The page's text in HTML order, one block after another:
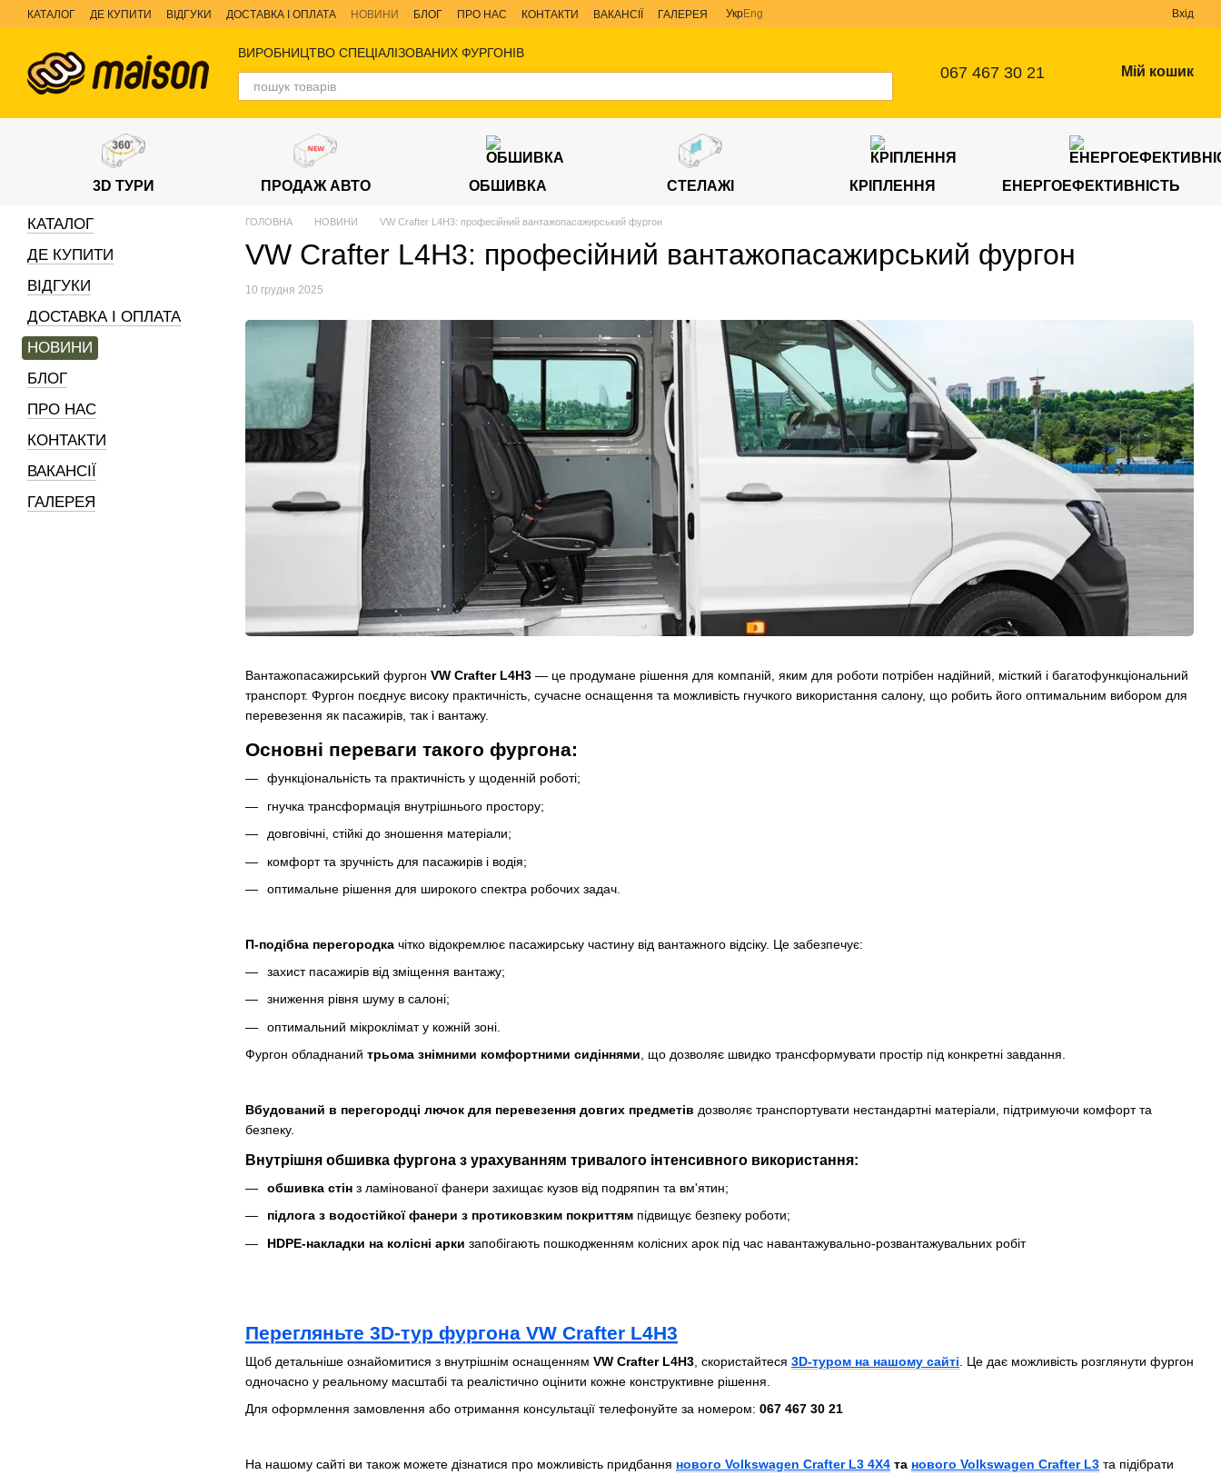
Перейти до основного контенту
КАТАЛОГ ДЕ КУПИТИ ВІДГУКИ ДОСТАВКА І ОПЛАТА НОВИНИ БЛОГ ПРО НАС КОНТАКТИ ВАКАНСІЇ ГАЛЕРЕЯ УкрEng Вхід
ВИРОБНИЦТВО СПЕЦІАЛІЗОВАНИХ ФУРГОНІВ
067 467 30 21 Мій кошик
3D ТУРИ ПРОДАЖ АВТО ОБШИВКА СТЕЛАЖІ КРІПЛЕННЯ ЕНЕРГОЕФЕКТИВНІСТЬ
ГОЛОВНА НОВИНИ VW Crafter L4H3: професійний вантажопасажирський фургон
VW Crafter L4H3: професійний вантажопасажирський фургон
10 грудня 2025
Вантажопасажирський фургон VW Crafter L4H3 — це продумане рішення для компаній, яким для роботи потрібен надійний, місткий і багатофункціональний
транспорт. Фургон поєднує високу практичність, сучасне оснащення та можливість гнучкого використання салону, що робить його оптимальним вибором для
перевезення як пасажирів, так і вантажу.
Основні переваги такого фургона:
функціональність та практичність у щоденній роботі;
гнучка трансформація внутрішнього простору;
довговічні, стійкі до зношення матеріали;
комфорт та зручність для пасажирів і водія;
оптимальне рішення для широкого спектра робочих задач.
П-подібна перегородка чітко відокремлює пасажирську частину від вантажного відсіку. Це забезпечує:
захист пасажирів від зміщення вантажу;
зниження рівня шуму в салоні;
оптимальний мікроклімат у кожній зоні.
Фургон обладнаний трьома знімними комфортними сидіннями, що дозволяє швидко трансформувати простір під конкретні завдання.
Вбудований в перегородці лючок для перевезення довгих предметів дозволяє транспортувати нестандартні матеріали, підтримуючи комфорт та
безпеку.
Внутрішня обшивка фургона з урахуванням тривалого інтенсивного використання:
обшивка стін з ламінованої фанери захищає кузов від подряпин та вм'ятин;
підлога з водостійкої фанери з протиковзким покриттям підвищує безпеку роботи;
HDPE-накладки на колісні арки запобігають пошкодженням колісних арок під час навантажувально-розвантажувальних робіт
Перегляньте 3D-тур фургона VW Crafter L4H3
Щоб детальніше ознайомитися з внутрішнім оснащенням VW Crafter L4H3 , скористайтеся 3D-туром на нашому сайті . Це дає можливість розглянути фургон
одночасно у реальному масштабі та реалістично оцінити кожне конструктивне рішення.
Для оформлення замовлення або отримання консультації телефонуйте за номером: 067 467 30 21
На нашому сайті ви також можете дізнатися про можливість придбання нового Volkswagen Crafter L3 4Х4 та нового Volkswagen Crafter L3 та підібрати
КАТАЛОГ
ДЕ КУПИТИ
ВІДГУКИ
ДОСТАВКА І ОПЛАТА
НОВИНИ
БЛОГ
ПРО НАС
КОНТАКТИ
ВАКАНСІЇ
ГАЛЕРЕЯ